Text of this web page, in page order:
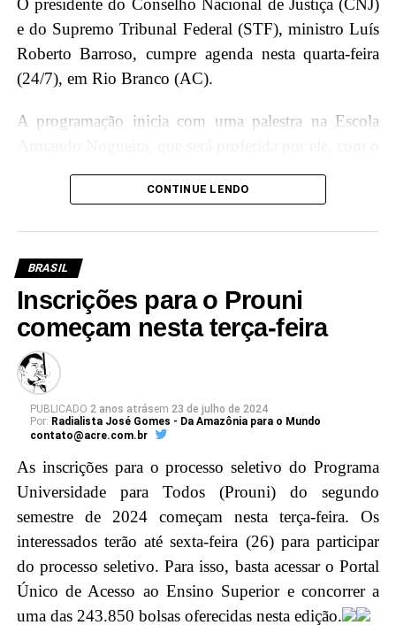
O presidente do Conselho Nacional de Justiça (CNJ)
e do Supremo Tribunal Federal (STF), ministro Luís
Roberto Barroso, cumpre agenda nesta quarta-feira
(24/7), em Rio Branco (AC).
A programação inicia com uma palestra na Escola
tema “Como fazer diferença para si próprio, para o
Brasil e para o mundo”, onde terá a oportunidade de
educação e cidadania.
Além disso, Luís Roberto Barroso participará de um
diálogo com magistradas e magistrados acreanos,
promovendo a troca de experiências e
conhecimentos, e fortalecendo os laços entre a mais
alta Corte do país e a magistratura acreana.
maior honraria da Justiça do Acre, a insígnia da
Ordem do Mérito Judiciário, durante a sessão solene
no Pleno, no Tribunal de Justiça do Acre (TJAC).
Instituída pela Resolução nº. 283/2022, essa distinção
é concedida por decisão unânime dos membros do
Conselho da Ordem do Mérito Judiciário acreano em
CONTINUE LENDO
BRASIL
Inscrições para o Prouni
começam nesta terça-feira
PUBLICADO 2 anos atrásem 23 de julho de 2024
Por: Radialista José Gomes - Da Amazônia para o Mundo
contato@acre.com.br
As inscrições para o processo seletivo do Programa
Universidade para Todos (Prouni) do segundo
semestre de 2024 começam nesta terça-feira. Os
interessados terão até sexta-feira (26) para participar
do processo seletivo. Para isso, basta acessar o Portal
Único de Acesso ao Ensino Superior e concorrer a
uma das 243.850 bolsas oferecidas nesta edição.